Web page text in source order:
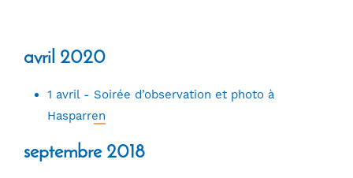
avril 2020
1 avril - Soirée d’observation et photo à
Hasparren
septembre 2018